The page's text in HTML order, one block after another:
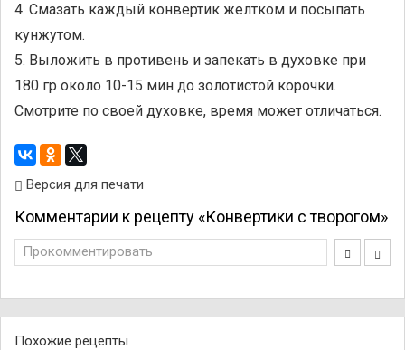
4. Смазать каждый конвертик желтком и посыпать
кунжутом.
5. Выложить в противень и запекать в духовке при
180 гр около 10-15 мин до золотистой корочки.
Смотрите по своей духовке, время может отличаться.
Версия для печати
Комментарии к рецепту «Конвертики с творогом»
Прокомментировать
Похожие рецепты